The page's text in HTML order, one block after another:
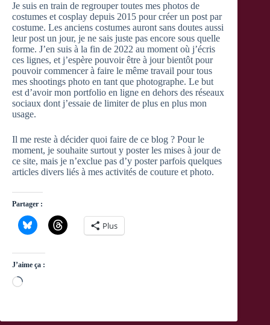
Je suis en train de regrouper toutes mes photos de
costumes et cosplay depuis 2015 pour créer un post par
costume. Les anciens costumes auront sans doutes aussi
leur post un jour, je ne sais juste pas encore sous quelle
forme. J’en suis à la fin de 2022 au moment où j’écris
ces lignes, et j’espère pouvoir être à jour bientôt pour
pouvoir commencer à faire le même travail pour tous
mes shootings photo en tant que photographe. Le but
est d’avoir mon portfolio en ligne en dehors des réseaux
sociaux dont j’essaie de limiter de plus en plus mon
usage.
Il me reste à décider quoi faire de ce blog ? Pour le
moment, je souhaite surtout y poster les mises à jour de
ce site, mais je n’exclue pas d’y poster parfois quelques
articles divers liés à mes activités de couture et photo.
Partager :
Plus
J’aime ça :
Chargement…